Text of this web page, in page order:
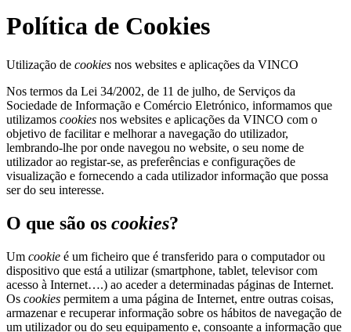
Política de Cookies
Utilização de cookies nos websites e aplicações da VINCO
Nos termos da Lei 34/2002, de 11 de julho, de Serviços da
Sociedade de Informação e Comércio Eletrónico, informamos que
utilizamos cookies nos websites e aplicações da VINCO com o
objetivo de facilitar e melhorar a navegação do utilizador,
lembrando-lhe por onde navegou no website, o seu nome de
utilizador ao registar-se, as preferências e configurações de
visualização e fornecendo a cada utilizador informação que possa
ser do seu interesse.
O que são os cookies?
Um cookie é um ficheiro que é transferido para o computador ou
dispositivo que está a utilizar (smartphone, tablet, televisor com
acesso à Internet….) ao aceder a determinadas páginas de Internet.
Os cookies permitem a uma página de Internet, entre outras coisas,
armazenar e recuperar informação sobre os hábitos de navegação de
um utilizador ou do seu equipamento e, consoante a informação que